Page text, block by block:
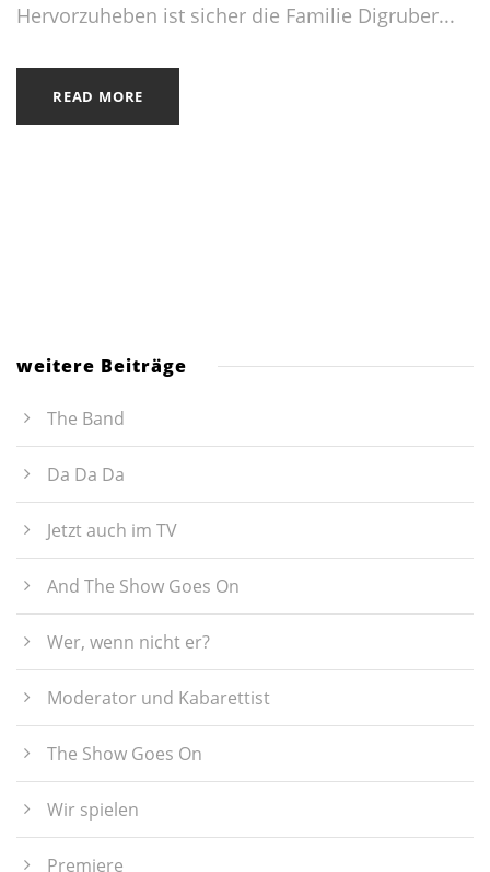
Hervorzuheben ist sicher die Familie Digruber...
READ MORE
weitere Beiträge
The Band
Da Da Da
Jetzt auch im TV
And The Show Goes On
Wer, wenn nicht er?
Moderator und Kabarettist
The Show Goes On
Wir spielen
Premiere